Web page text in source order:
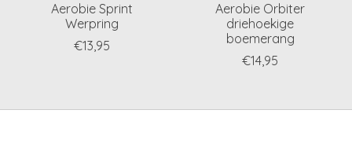
Aerobie Sprint
Werpring
€13,95
Aerobie Orbiter
driehoekige
boemerang
€14,95